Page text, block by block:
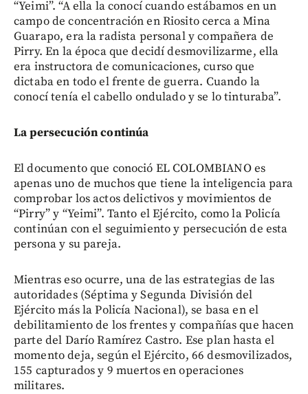
“Yeimi”. “A ella la conocí cuando estábamos en un
campo de concentración en Riosito cerca a Mina
Guarapo, era la radista personal y compañera de
Pirry. En la época que decidí desmovilizarme, ella
era instructora de comunicaciones, curso que
dictaba en todo el frente de guerra. Cuando la
conocí tenía el cabello ondulado y se lo tinturaba”.
La persecución continúa
El documento que conoció EL COLOMBIANO es
apenas uno de muchos que tiene la inteligencia para
comprobar los actos delictivos y movimientos de
“Pirry” y “Yeimi”. Tanto el Ejército, como la Policía
continúan con el seguimiento y persecución de esta
persona y su pareja.
Mientras eso ocurre, una de las estrategias de las
autoridades (Séptima y Segunda División del
Ejército más la Policía Nacional), se basa en el
debilitamiento de los frentes y compañías que hacen
parte del Darío Ramírez Castro. Ese plan hasta el
momento deja, según el Ejército, 66 desmovilizados,
155 capturados y 9 muertos en operaciones
militares.